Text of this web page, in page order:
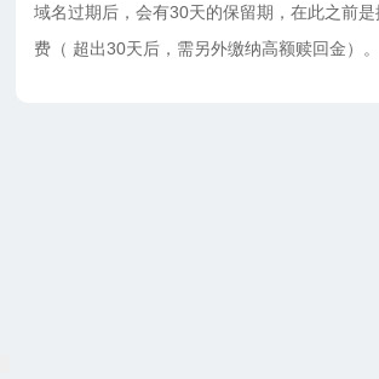
域名过期后，会有30天的保留期，在此之前
费（ 超出30天后，需另外缴纳高额赎回金）。